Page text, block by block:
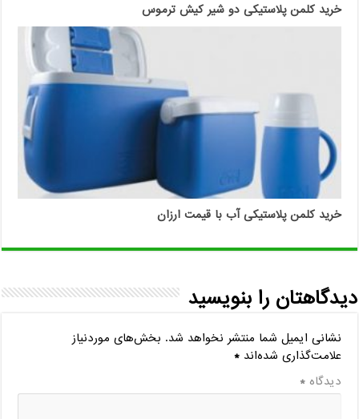
خرید کلمن پلاستیکی دو شیر کیش ترموس
خرید کلمن پلاستیکی آب با قیمت ارزان
دیدگاهتان را بنویسید
نشانی ایمیل شما منتشر نخواهد شد. بخش‌های موردنیاز
علامت‌گذاری شده‌اند*
دیدگاه*